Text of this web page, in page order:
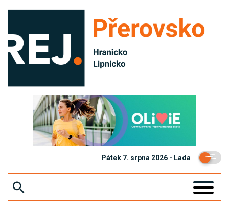
Pátek 7. srpna 2026 - Lada